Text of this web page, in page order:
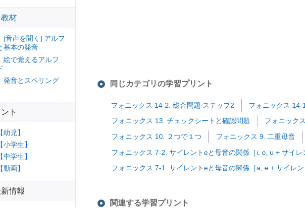
同じカテゴリの学習プリント
フォニックス 14-2. 総合問題 ステップ2
フォニックス
フォニックス 13. チェックシートと確認問題
フォニック
フォニックス 10. ２つで１つ
フォニックス 9. 二重母音
フォニックス 7-2. サイレントeと母音の関係［i, o, u + サイレ
フォニックス 7-1. サイレントeと母音の関係［a, e + サイレ
関連する学習プリント
教材
[音声を聞く] アルフ
基本の発音
絵で覚えるアルフ
発音とスペリング
ト
児】
学生】
学生】
画】
情報